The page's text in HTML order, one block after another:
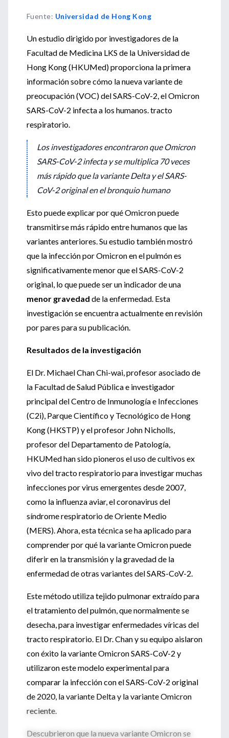
Fuente: Universidad de Hong Kong
Un estudio dirigido por investigadores de la
Facultad de Medicina LKS de la Universidad de
Hong Kong (HKUMed) proporciona la primera
información sobre cómo la nueva variante de
preocupación (VOC) del SARS-CoV-2, el Omicron
SARS-CoV-2 infecta a los humanos. tracto
respiratorio.
Los investigadores encontraron que Omicron
SARS-CoV-2 infecta y se multiplica 70 veces
más rápido que la variante Delta y el SARS-
CoV-2 original en el bronquio humano
Esto puede explicar por qué Omicron puede
transmitirse más rápido entre humanos que las
variantes anteriores.Su estudio también mostró
que la infección por Omicron en el pulmón es
significativamente menor que el SARS-CoV-2
original, lo que puede ser un indicador de una
menor gravedad de la enfermedad. Esta
investigación se encuentra actualmente en revisión
por pares para su publicación.
Resultados de la investigación
El Dr. Michael Chan Chi-wai, profesor asociado de
la Facultad de Salud Pública e investigador
principal del Centro de Inmunología e Infecciones
(C2i), Parque Científico y Tecnológico de Hong
Kong (HKSTP) y el profesor John Nicholls,
profesor del Departamento de Patología,
HKUMed han sido pioneros el uso de cultivos ex
vivo del tracto respiratorio para investigar muchas
infecciones por virus emergentes desde 2007,
como la influenza aviar, el coronavirus del
síndrome respiratorio de Oriente Medio
(MERS).Ahora, esta técnica se ha aplicado para
comprender por qué la variante Omicron puede
diferir en la transmisión y la gravedad de la
enfermedad de otras variantes del SARS-CoV-2.
Este método utiliza tejido pulmonar extraído para
el tratamiento del pulmón, que normalmente se
desecha, para investigar enfermedades víricas del
tracto respiratorio. El Dr. Chan y su equipo aislaron
con éxito la variante Omicron SARS-CoV-2 y
utilizaron este modelo experimental para
comparar la infección con el SARS-CoV-2 original
de 2020, la variante Delta y la variante Omicron
reciente.
Descubrieron que la nueva variante Omicron se